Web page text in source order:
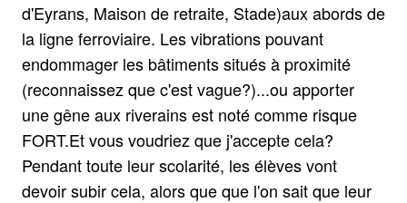
d'Eyrans, Maison de retraite, Stade)aux abords de
la ligne ferroviaire. Les vibrations pouvant
endommager les bâtiments situés à proximité
(reconnaissez que c'est vague?)...ou apporter
une gêne aux riverains est noté comme risque
FORT.Et vous voudriez que j'accepte cela?
Pendant toute leur scolarité, les élèves vont
devoir subir cela, alors que que l'on sait que leur